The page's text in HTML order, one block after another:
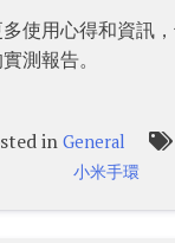
使用心得和資訊
測報告。
inGeneral
小米手環